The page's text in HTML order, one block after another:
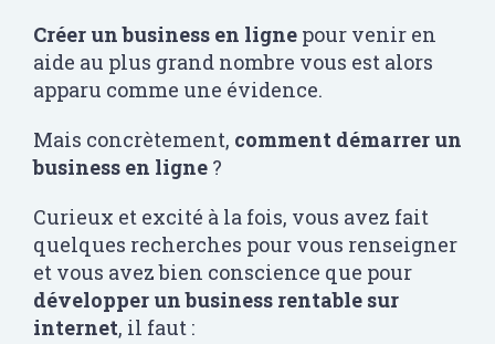
Créer un business en ligne pour venir en
aide au plus grand nombre vous est alors
apparu comme une évidence.
Mais concrètement, comment démarrer un
business en ligne ?
Curieux et excité à la fois, vous avez fait
quelques recherches pour vous renseigner
et vous avez bien conscience que pour
développer un business rentable sur
internet, il faut :